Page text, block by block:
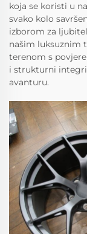
koja se koristi u
svako kolo
izborom za
našim luksuznim
terenom s
i strukturni
avanturu.